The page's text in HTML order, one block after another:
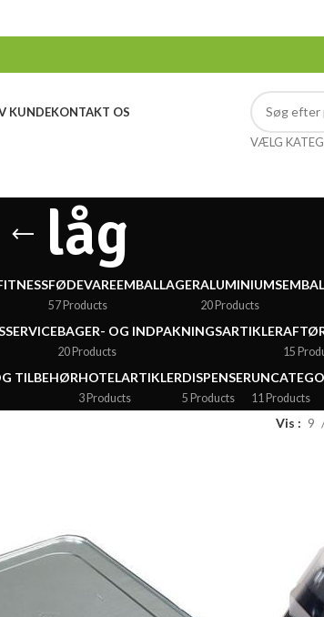
KUNDEKONTAKT OS
VÆLG
låg
FØDEVAREEMBALLAGER
57 Products 20 Products
BAGER- OG INDPAKNINGSARTIKLER
20 Products 15
TILBEHØRHOTELARTIKLER
3 Products
DISPENSER
5 Products 11 Products
Vis 9